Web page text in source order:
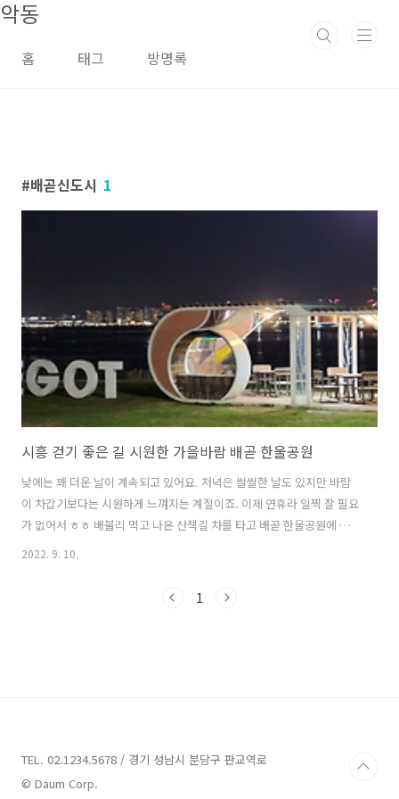
본문 바로가기
악동
홈 태그 방명록
배곧신도시 1
시흥 걷기 좋은 길 시원한 가을바람 배곧 한울공원
낮에는 꽤 더운 날이 계속되고 있어요. 저녁은 쌀쌀한 날도 있지만 바람
이 차갑기보다는 시원하게 느껴지는 계절이죠. 이제 연휴라 일찍 잘 필요
가 없어서 ㅎㅎ 배불리 먹고 나온 산책길 차를 타고 배곧 한울공원에 갔
습니다. 저녁 시간이라 사람도 없고 시원한 가을바람을 제대로 즐길 수
깨끗하게 정비된 산책로 걷기 좋은 길 한울공원 주차장도 협소하지만 여
2022. 9. 10.
1
TEL. 02.1234.5678 / 경기 성남시 분당구 판교역로
© Daum Corp.